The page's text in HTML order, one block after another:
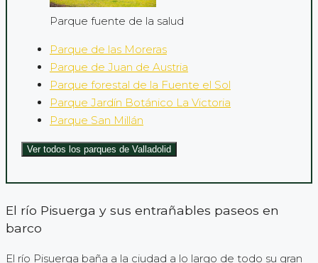
Parque fuente de la salud
Parque de las Moreras
Parque de Juan de Austria
Parque forestal de la Fuente el Sol
Parque Jardín Botánico La Victoria
Parque San Millán
Ver todos los parques de Valladolid
El río Pisuerga y sus entrañables paseos en
barco
El río Pisuerga baña a la ciudad a lo largo de todo su gran